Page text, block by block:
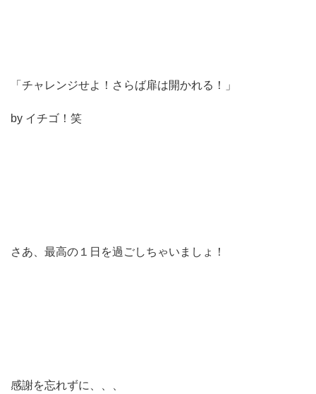
「チャレンジせよ！さらば扉は開かれる！」
by イチゴ！笑
さあ、最高の１日を過ごしちゃいましょ！
感謝を忘れずに、、、